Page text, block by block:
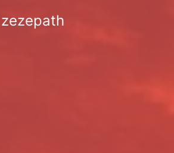
zezepath